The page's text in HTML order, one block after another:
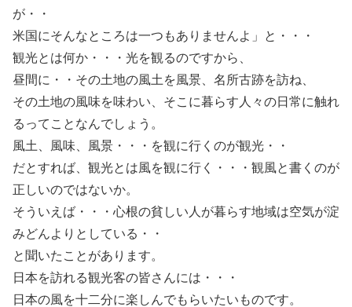
が・・
米国にそんなところは一つもありませんよ」と・・・
観光とは何か・・・光を観るのですから、
昼間に・・その土地の風土を風景、名所古跡を訪ね、
その土地の風味を味わい、そこに暮らす人々の日常に触れ
るってことなんでしょう。
風土、風味、風景・・・を観に行くのが観光・・
だとすれば、観光とは風を観に行く・・・観風と書くのが
正しいのではないか。
そういえば・・・心根の貧しい人が暮らす地域は空気が淀
みどんよりとしている・・
と聞いたことがあります。
日本を訪れる観光客の皆さんには・・・
日本の風を十二分に楽しんでもらいたいものです。